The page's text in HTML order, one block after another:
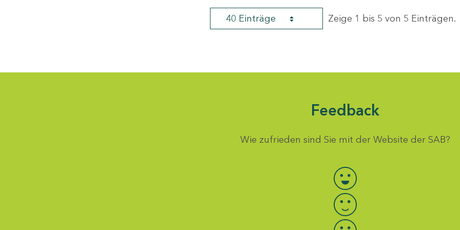
40 Einträge Zeige 1 bis 5 von 5 Einträgen.
Feedback
Wie zufrieden sind Sie mit der Website der SAB?
Bewertung auswählen